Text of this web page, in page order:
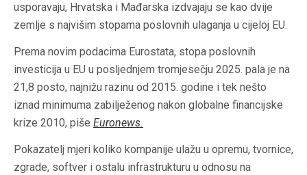
usporavaju, Hrvatska i Mađarska izdvajaju se kao dvije
zemlje s najvišim stopama poslovnih ulaganja u cijeloj EU.
Prema novim podacima Eurostata, stopa poslovnih
investicija u EU u posljednjem tromjesečju 2025. pala je na
21,8 posto, najnižu razinu od 2015. godine i tek nešto
iznad minimuma zabilježenog nakon globalne financijske
krize 2010, piše Euronews.
Pokazatelj mjeri koliko kompanije ulažu u opremu, tvornice,
zgrade, softver i ostalu infrastrukturu u odnosu na